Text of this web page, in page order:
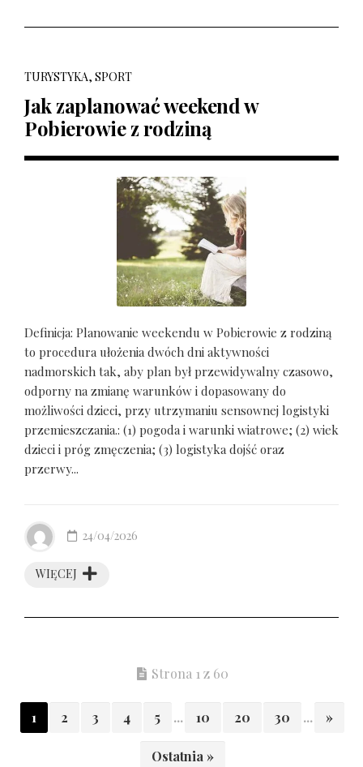
TURYSTYKA, SPORT
Jak zaplanować weekend w
Pobierowie z rodziną
Definicja: Planowanie weekendu w Pobierowie z rodziną
to procedura ułożenia dwóch dni aktywności
nadmorskich tak, aby plan był przewidywalny czasowo,
odporny na zmianę warunków i dopasowany do
możliwości dzieci, przy utrzymaniu sensownej logistyki
przemieszczania.: (1) pogoda i warunki wiatrowe; (2) wiek
dzieci i próg zmęczenia; (3) logistyka dojść oraz
przerwy...
WIĘCEJ
24/04/2026
Strona 1 z 60
1 2 3 4 5 ... 10 20 30 ... »
Ostatnia »